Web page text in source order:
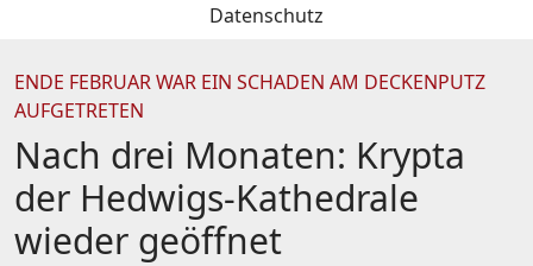
Datenschutz
ENDE FEBRUAR WAR EIN SCHADEN AM DECKENPUTZ
AUFGETRETEN
Nach drei Monaten: Krypta
der Hedwigs-Kathedrale
wieder geöffnet